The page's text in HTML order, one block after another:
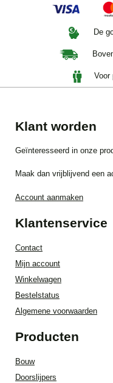
De
Voor
Klant worden
Geïnteresseerd in onze
Maak dan vrijblijvend een
Account aanmaken
Klantenservice
Contact
Mijn account
Winkelwagen
Bestelstatus
Algemene voorwaarden
Producten
Bouw
Doorslijpers